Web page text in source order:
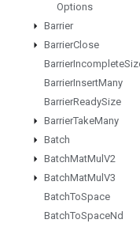
Options
Barrier
BarrierClose
BarrierIncomplete
BarrierInsertMany
BarrierReadySize
BarrierTakeMany
Batch
BatchMatMul V2
BatchMatMul V3
BatchToSpace
BatchToSpaceNd